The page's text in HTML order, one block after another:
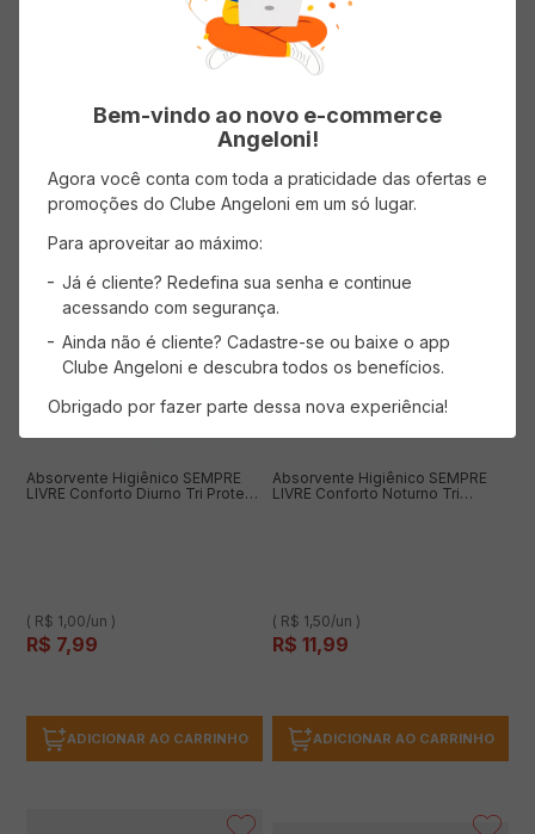
99
ADICIONAR AO CARRINHO
Menos
R$ 22,99
ADICIONAR AO CARRINHO
Absorvente Higiênico SEMPRE
LIVRE Conforto Diurno Tri Protect
( R$ 1,00/un )
R$ 7,99
ADICIONAR AO CARRINHO
Absorvente Higiênico SEMPRE
LIVRE Conforto Noturno Tri
( R$ 1,50/un )
R$ 11,99
ADICIONAR AO CARRINHO
Bem-vindo ao novo e-commerce
Angeloni!
Agora você conta com toda a praticidade das ofertas e
promoções do Clube Angeloni em um só lugar.
Para aproveitar ao máximo:
Já é cliente? Redefina sua senha e continue
acessando com segurança.
Ainda não é cliente? Cadastre-se ou baixe o app
Clube Angeloni e descubra todos os benefícios.
Obrigado por fazer parte dessa nova experiência!